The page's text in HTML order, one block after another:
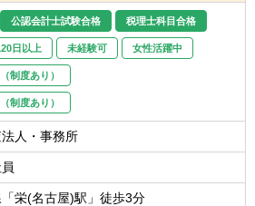
公認会計士試験合格 税理士科目合格
日以上 未経験可 女性活躍中
制度あり）
制度あり）
人・事務所
栄(名古屋)駅」徒歩3分